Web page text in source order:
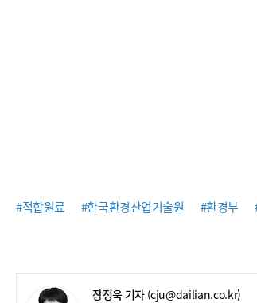
#적합원료 #한국환경산업기술원 #환경부
장정욱 기자 (cju@dailian.co.kr)